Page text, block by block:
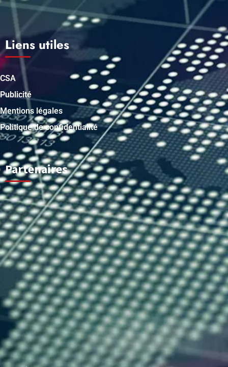
Liens utiles
CSA
Publicité
Mentions légales
Politique de confidentialité
Partenaires